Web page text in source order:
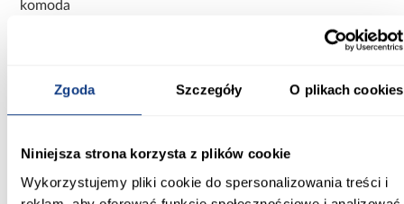
Zgoda Szczegóły O plikach cookies
Niniejsza strona korzysta z plików cookie
Wykorzystujemy pliki cookie do spersonalizowania treści i
komoda
Ilość półek:
3-półki